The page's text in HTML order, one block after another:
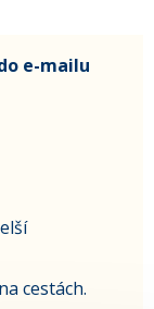
e-mailu
cestách.